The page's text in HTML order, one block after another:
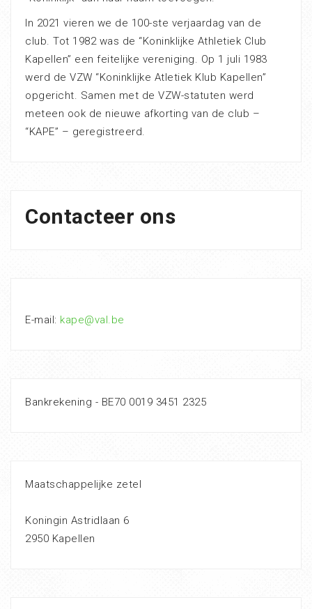
In 2021 vieren we de 100-ste verjaardag van de
club. Tot 1982 was de “Koninklijke Athletiek Club
Kapellen” een feitelijke vereniging. Op 1 juli 1983
werd de VZW “Koninklijke Atletiek Klub Kapellen”
opgericht. Samen met de VZW-statuten werd
meteen ook de nieuwe afkorting van de club –
“KAPE” – geregistreerd.
Contacteer ons
E-mail: kape@val.be
Bankrekening - BE70 0019 3451 2325
Maatschappelijke zetel
Koningin Astridlaan 6
2950 Kapellen